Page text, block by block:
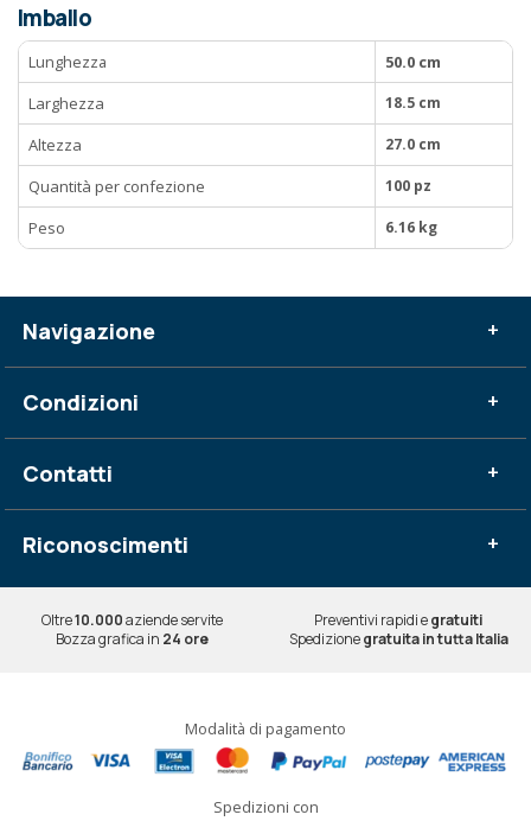
Imballo
Lunghezza
50.0 cm
Larghezza
18.5 cm
Altezza 27.0 cm
Quantità per confezione 100 pz
Peso 6.16 kg
Navigazione +
Condizioni +
Contatti +
Riconoscimenti +
Oltre10.000aziende servite Preventivi rapidi egratuiti
Bozza grafica in 24 ore Spedizionegratuita in tutta Italia
Modalità di pagamento
Spedizioni con